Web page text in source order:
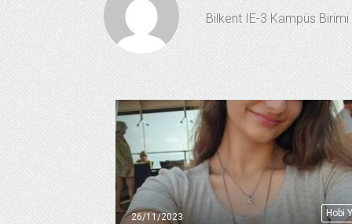
Bilkent IE-3 Kampüs Birimi
Hobi
26/11/2023